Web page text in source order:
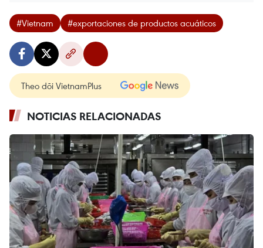
#Vietnam #exportaciones de productos acuáticos
Theo dõi VietnamPlus
NOTICIAS RELACIONADAS